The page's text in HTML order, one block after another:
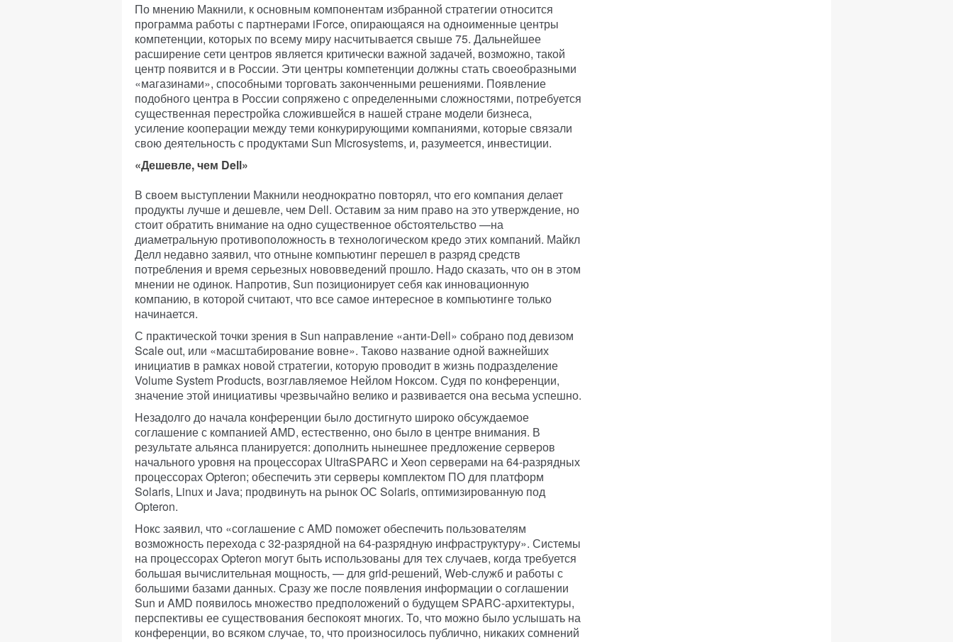
По мнению Макнили, к основным компонентам избранной стратегии относится
программа работы с партнерами iForce, опирающаяся на одноименные центры
компетенции, которых по всему миру насчитывается свыше 75. Дальнейшее
расширение сети центров является критически важной задачей, возможно, такой
центр появится и в России. Эти центры компетенции должны стать своеобразными
«магазинами», способными торговать законченными решениями. Появление
подобного центра в России сопряжено с определенными сложностями, потребуется
существенная перестройка сложившейся в нашей стране модели бизнеса,
усиление кооперации между теми конкурирующими компаниями, которые связали
свою деятельность с продуктами Sun Microsystems, и, разумеется, инвестиции.
«Дешевле, чем Dell»
В своем выступлении Макнили неоднократно повторял, что его компания делает
продукты лучше и дешевле, чем Dell. Оставим за ним право на это утверждение, но
стоит обратить внимание на одно существенное обстоятельство —на
диаметральную противоположность в технологическом кредо этих компаний. Майкл
Делл недавно заявил, что отныне компьютинг перешел в разряд средств
потребления и время серьезных нововведений прошло. Надо сказать, что он в этом
мнении не одинок. Напротив, Sun позиционирует себя как инновационную
компанию, в которой считают, что все самое интересное в компьютинге только
начинается.
С практической точки зрения в Sun направление «анти-Dell» собрано под девизом
Scale out, или «масштабирование вовне». Таково название одной важнейших
инициатив в рамках новой стратегии, которую проводит в жизнь подразделение
Volume System Products, возглавляемое Нейлом Ноксом. Судя по конференции,
значение этой инициативы чрезвычайно велико и развивается она весьма успешно.
Незадолго до начала конференции было достигнуто широко обсуждаемое
соглашение с компанией AMD, естественно, оно было в центре внимания. В
результате альянса планируется: дополнить нынешнее предложение серверов
начального уровня на процессорах UltraSPARC и Xeon серверами на 64-разрядных
процессорах Opteron; обеспечить эти серверы комплектом ПО для платформ
Solaris, Linux и Java; продвинуть на рынок ОС Solaris, оптимизированную под
Opteron.
Нокс заявил, что «соглашение с AMD поможет обеспечить пользователям
возможность перехода с 32-разрядной на 64-разрядную инфраструктуру». Системы
на процессорах Opteron могут быть использованы для тех случаев, когда требуется
большая вычислительная мощность, — для grid-решений, Web-служб и работы с
большими базами данных. Сразу же после появления информации о соглашении
Sun и AMD появилось множество предположений о будущем SPARC-архитектуры,
перспективы ее существования беспокоят многих. То, что можно было услышать на
конференции, во всяком случае, то, что произносилось публично, никаких сомнений